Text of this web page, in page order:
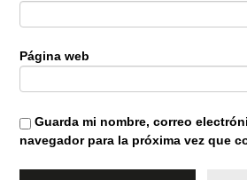
Página web
Guarda mi nombre, correo
navegador para la próxima vez que